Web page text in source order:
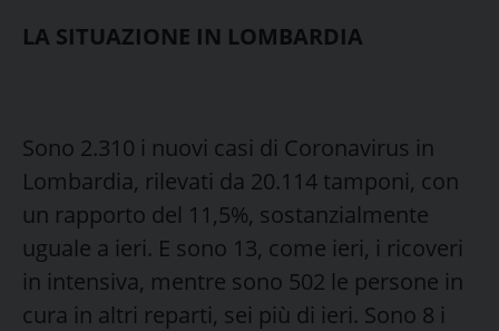
LA SITUAZIONE IN LOMBARDIA
Sono 2.310 i nuovi casi di Coronavirus in
Lombardia, rilevati da 20.114 tamponi, con
un rapporto del 11,5%, sostanzialmente
uguale a ieri. E sono 13, come ieri, i ricoveri
in intensiva, mentre sono 502 le persone in
cura in altri reparti, sei più di ieri. Sono 8 i